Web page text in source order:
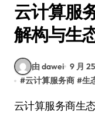
云计算服
解构与生
由 dawei 9 月
#云计算服务商 #生
云计算服务商生态系统是指由提供云计算服务的公